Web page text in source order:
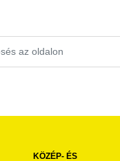
KÖZÉP- ÉS